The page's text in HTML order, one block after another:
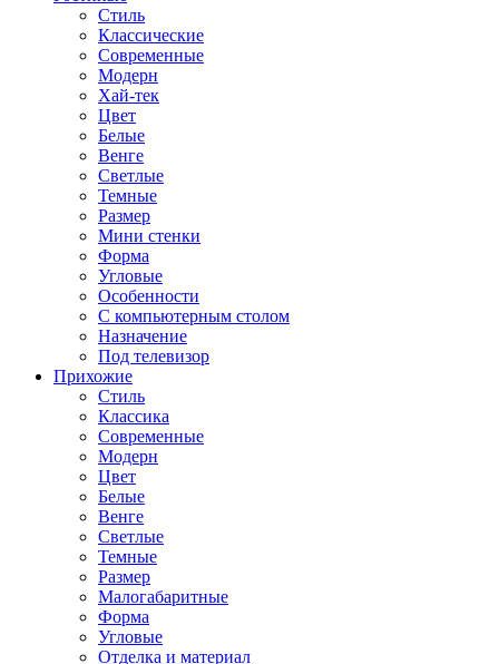
Стиль
Классические
Современные
Модерн
Хай-тек
Цвет
Белые
Венге
Светлые
Темные
Размер
Мини стенки
Форма
Угловые
Особенности
С компьютерным столом
Назначение
Под телевизор
Прихожие
Стиль
Классика
Современные
Модерн
Цвет
Белые
Венге
Светлые
Темные
Размер
Малогабаритные
Форма
Угловые
Отделка и материал